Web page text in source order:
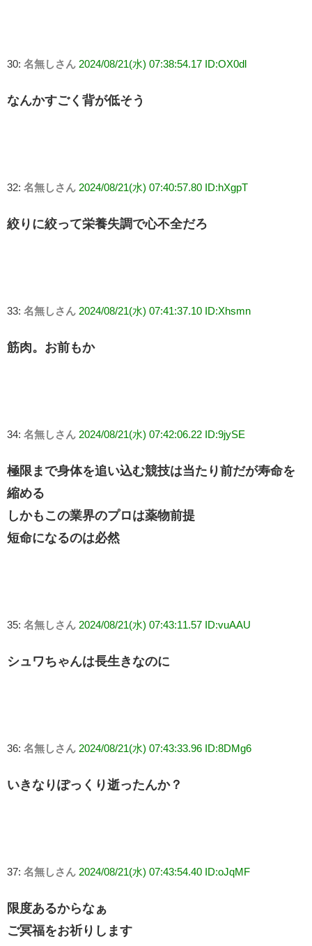
30: 名無しさん 2024/08/21(水) 07:38:54.17 ID:OX0dl
なんかすごく背が低そう
32: 名無しさん 2024/08/21(水) 07:40:57.80 ID:hXgpT
絞りに絞って栄養失調で心不全だろ
33: 名無しさん 2024/08/21(水) 07:41:37.10 ID:Xhsmn
筋肉。お前もか
34: 名無しさん 2024/08/21(水) 07:42:06.22 ID:9jySE
極限まで身体を追い込む競技は当たり前だが寿命を
縮める
しかもこの業界のプロは薬物前提
短命になるのは必然
35: 名無しさん 2024/08/21(水) 07:43:11.57 ID:vuAAU
シュワちゃんは長生きなのに
36: 名無しさん 2024/08/21(水) 07:43:33.96 ID:8DMg6
いきなりぽっくり逝ったんか？
37: 名無しさん 2024/08/21(水) 07:43:54.40 ID:oJqMF
限度あるからなぁ
ご冥福をお祈りします